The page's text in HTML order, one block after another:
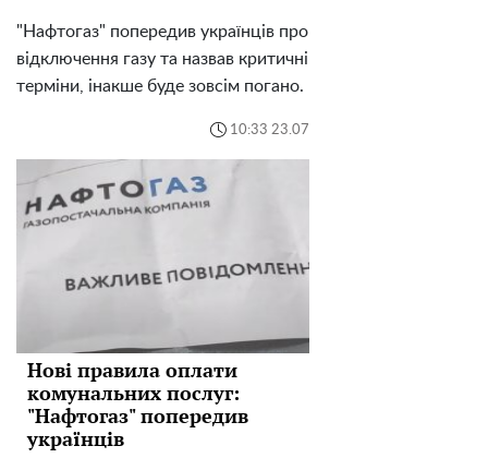
"Нафтогаз" попередив українців про
відключення газу та назвав критичні
терміни, інакше буде зовсім погано.
10:33 23.07
Нові правила оплати
комунальних послуг:
"Нафтогаз" попередив
українців